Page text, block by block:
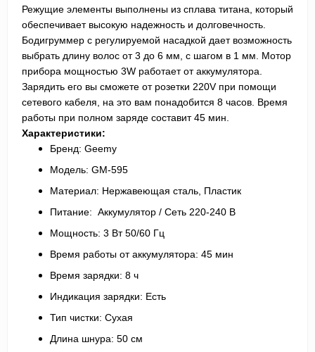
Режущие элементы выполнены из сплава титана, который
обеспечивает высокую надежность и долговечность.
Бодигруммер с регулируемой насадкой дает возможность
выбрать длину волос от 3 до 6 мм, с шагом в 1 мм. Мотор
прибора мощностью 3W работает от аккумулятора.
Зарядить его вы сможете от розетки 220V при помощи
сетевого кабеля, на это вам понадобится 8 часов. Время
работы при полном заряде составит 45 мин.
Характеристики:
Бренд: Geemy
Модель: GM-595
Материал: Нержавеющая сталь, Пластик
Питание: Аккумулятор / Сеть 220-240 В
Мощность: 3 Вт 50/60 Гц
Время работы от аккумулятора: 45 мин
Время зарядки: 8 ч
Индикация зарядки: Есть
Тип чистки: Сухая
Длина шнура: 50 см